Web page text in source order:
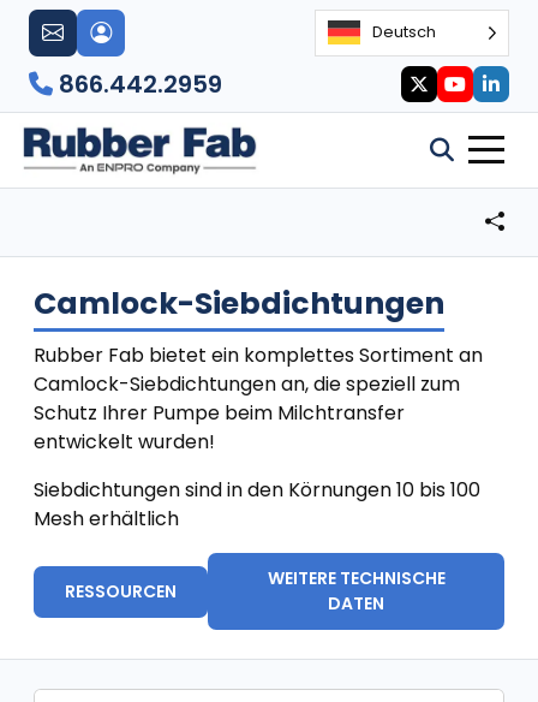
Deutsch
866.442.2959
Camlock-Siebdichtungen
Rubber Fab bietet ein komplettes Sortiment an
Camlock-Siebdichtungen an, die speziell zum
Schutz Ihrer Pumpe beim Milchtransfer
entwickelt wurden!
Siebdichtungen sind in den Körnungen 10 bis 100
Mesh erhältlich
RESSOURCEN
WEITERE TECHNISCHE
DATEN